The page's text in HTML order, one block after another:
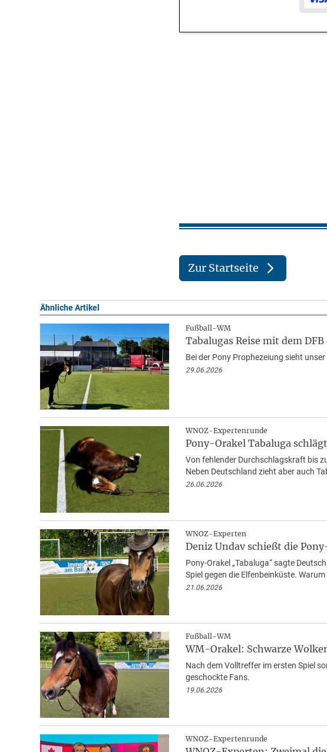
Zur Startseite
Ähnliche Artikel
Fußball-WM
Tabalugas Reise mit dem
Bei der Pony Prophezeiung sieht
29.06.2026
WNOZ-Expertenrunde
Pony-Orakel Tabaluga
Von fehlender Durchschlagskraft bis
Neben Deutschland zieht aber auch
26.06.2026
WNOZ-Experten
Deniz Undav schießt die
Pony-Orakel „Tabaluga“ sagte
Spiel gegen die Elfenbeinküste.
21.06.2026
Fußball-WM
WM-Orakel: Schwarze
Nach dem Volltreffer im ersten Spiel
geschockte Fans.
19.06.2026
WNOZ-Expertenrunde